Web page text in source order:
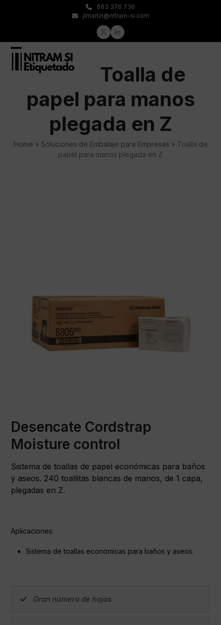
663 376 736
jlmartin@nitram-si.com
TwitterLinkedIn
Open
mobile
Close
mobile
Toalla de
papel para manos
plegada en Z
Home » Soluciones de Embalaje para Empresas » Toalla de
papel para manos plegada en Z
Desencate Cordstrap
Moisture control
Sistema de toallas de papel económicas para baños
y aseos. 240 toallitas blancas de manos, de 1 capa,
plegadas en Z.
Aplicaciones:
Sistema de toallas económicas para baños y aseos.
Gran número de hojas